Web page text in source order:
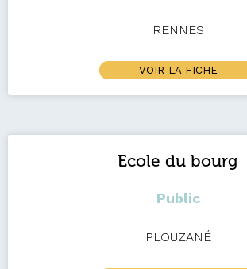
RENNES
VOIR LA FICHE
Ecole du bourg
Public
PLOUZANÉ